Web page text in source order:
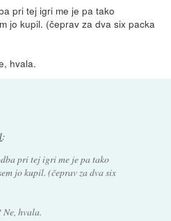
pri tej igri me je pa tako
jo kupil. (čeprav za dva six packa
hvala.
:
pri tej igri me je pa tako
jo kupil. (čeprav za dva six
hvala.